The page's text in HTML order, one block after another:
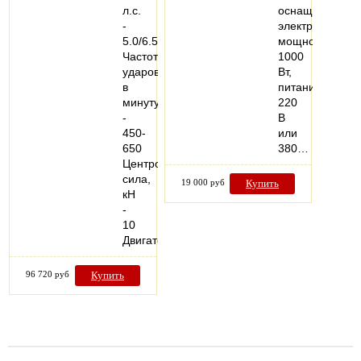
л.с.
-
5.0/6.5
Частота
ударов
в
минуту
-
450-
650
Центробежная
сила,
кН
-
10
Двигатель…
96 720 руб Купить
оснащаются
мощностью
1000
Вт,
питанием
220
В
или
380…
19 000 руб Купить